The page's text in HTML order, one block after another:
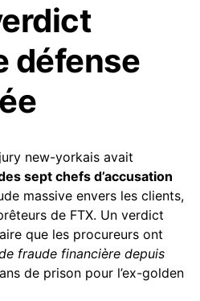
défense
new-yorkais avait
sept chefs d’accusation
massive envers les clients,
de FTX. Un verdict
que les procureurs ont
fraude financière depuis
de prison pour l’ex-golden